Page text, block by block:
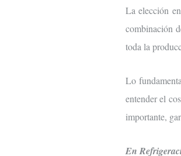
La elección
combinación
toda la
Lo
entender el
importante,
En